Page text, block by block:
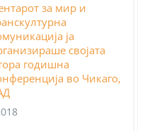
за мир и
ја
својата
годишна
во Чикаго,